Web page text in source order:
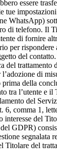
essere
tue
WhatsApp)
di telefono. Il
di fornire
per
del
del trattamento
l’adozione di
prima della
tra l’utente e il
del
6, comma 1,
interesse del
GDPR)
segnalata
Titolare del